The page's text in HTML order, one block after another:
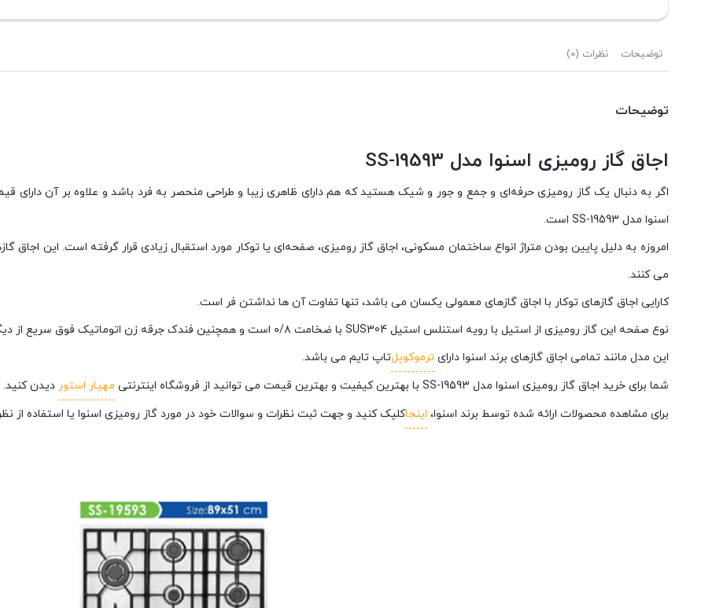
توضیحات نظرات (0)
توضیحات
اجاق گاز رومیزی اسنوا مدل SS-19593
اگر به دنبال یک گاز رومیزی حرفه‌ای و جمع و جور و شیک هستید که هم دارای ظاهری زیبا و طراحی منحصر به فرد باشد و علاوه بر آن دارای
اسنوا مدل SS-19593 است.
امروزه به دلیل پایین بودن متراژ انواع ساختمان مسکونی، اجاق گاز رومیزی، صفحه‌ای یا توکار مورد استقبال زیادی قرار گرفته است. این
می کنند.
کارایی اجاق گازهای توکار با اجاق گازهای معمولی یکسان می باشد، تنها تفاوت آن ها نداشتن فر است.
نوع صفحه این گاز رومیزی از استیل با رویه استنلس استیل SUS304 با ضخامت ۰/۸ است و همچنین فندک جرقه زن اتوماتیک فوق سریع از دیگر مشخصات مثبت این محصول است.
این مدل مانند تمامی اجاق گازهای برند اسنوا دارایترموکوپلتاپ تایم می باشد.
شما برای خرید اجاق گاز رومیزی اسنوا مدل SS-19593 با بهترین کیفیت و بهترین قیمت می توانید از فروشگاه اینترنتی
مهیار استور دیدن
برای مشاهده محصولات ارائه شده توسط برند اسنوا، اینجاکلیک کنید و جهت ثبت نظرات و سوالات خود در مورد گاز رومیزی اسنوا یا استفاده از